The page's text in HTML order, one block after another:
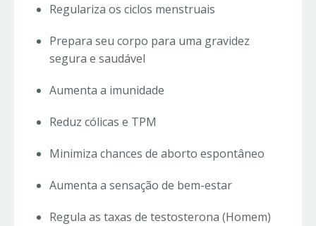
Regulariza os ciclos menstruais
Prepara seu corpo para uma gravidez
segura e saudável
Aumenta a imunidade
Reduz cólicas e TPM
Minimiza chances de aborto espontâneo
Aumenta a sensação de bem-estar
Regula as taxas de testosterona (Homem)